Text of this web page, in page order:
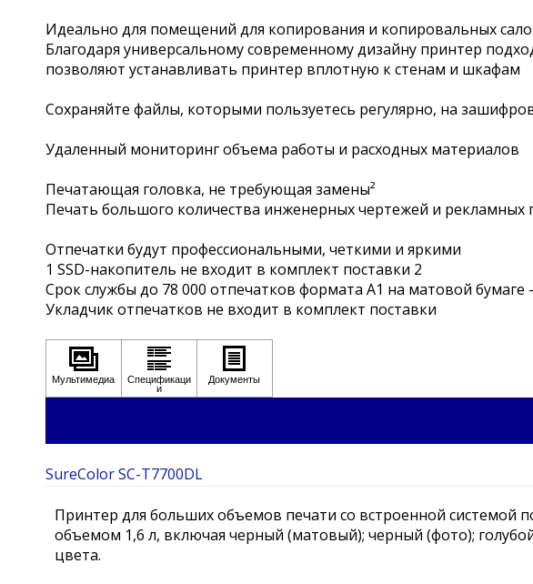
Идеально для помещений для копирования и копировальных
Благодаря универсальному современному дизайну принтер
позволяют устанавливать принтер вплотную к стенам и шкафам
Сохраняйте файлы, которыми пользуетесь регулярно, на
Удаленный мониторинг объема работы и расходных материалов
Печатающая головка, не требующая замены²
Печать большого количества инженерных чертежей и
Отпечатки будут профессиональными, четкими и яркими
1 SSD-накопитель не входит в комплект поставки 2
Срок службы до 78 000 отпечатков формата A1 на матовой бумаге
Укладчик отпечатков не входит в комплект поставки
SureColor SC-T7700DL
Принтер для больших объемов печати со встроенной системой
объемом 1,6 л, включая черный (матовый); черный (фото);
цвета.